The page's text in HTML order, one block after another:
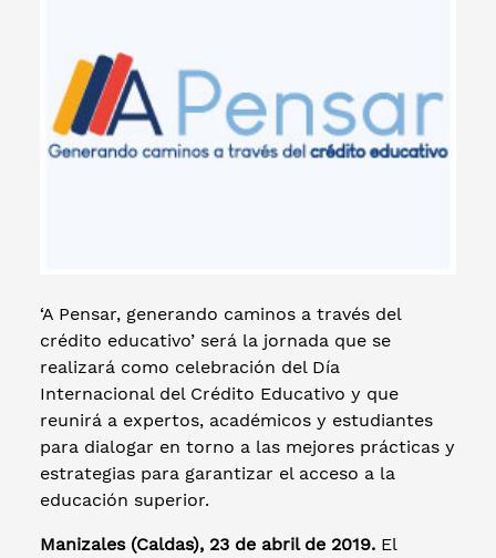
‘A Pensar, generando caminos a través del
crédito educativo’ será la jornada que se
realizará como celebración del Día
Internacional del Crédito Educativo y que
reunirá a expertos, académicos y estudiantes
para dialogar en torno a las mejores prácticas y
estrategias para garantizar el acceso a la
educación superior.
Manizales (Caldas), 23 de abril de 2019. El